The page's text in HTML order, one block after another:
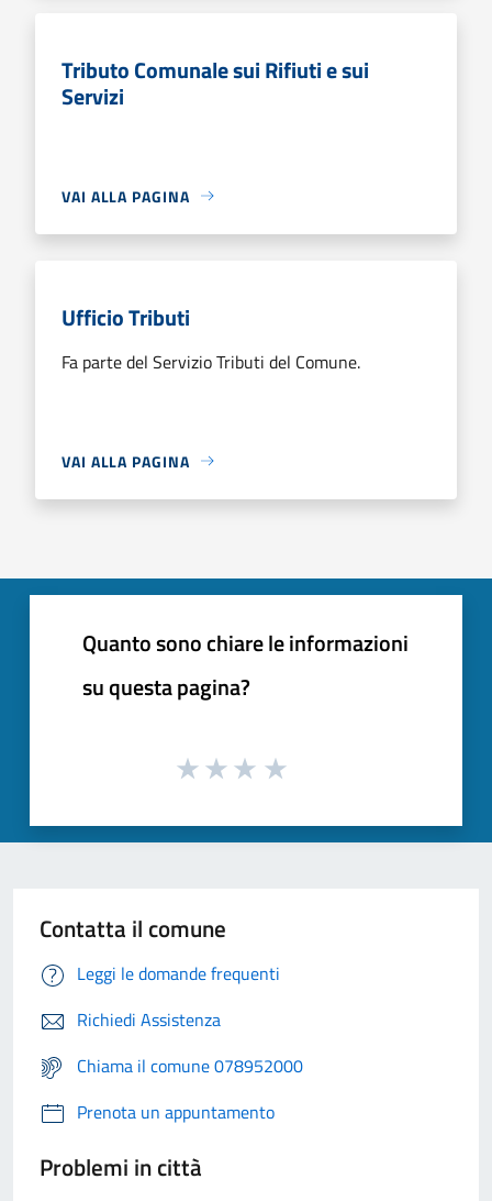
Tributo Comunale sui Rifiuti e sui
Servizi
VAI ALLA PAGINA
Ufficio Tributi
Fa parte del Servizio Tributi del Comune.
VAI ALLA PAGINA
Quanto sono chiare le informazioni
su questa pagina?
Contatta il comune
Leggi le domande frequenti
Richiedi Assistenza
Chiama il comune 078952000
Prenota un appuntamento
Problemi in città